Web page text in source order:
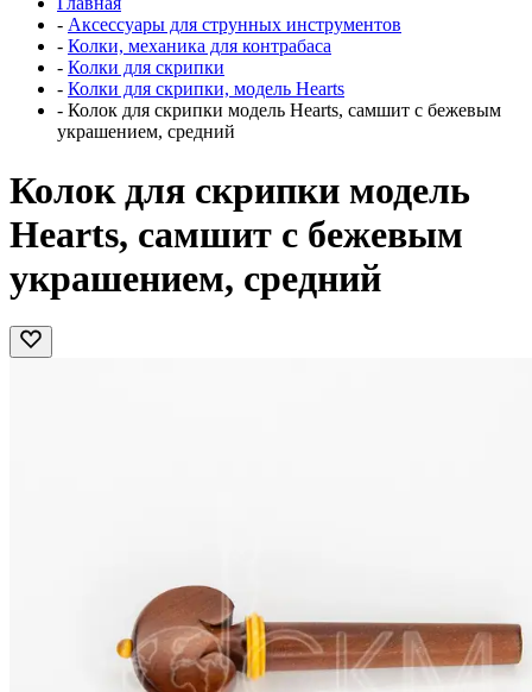
- Аксессуары для струнных инструментов
- Колки, механика для контрабаса
- Колки для скрипки
- Колки для скрипки, модель Hearts
- Колок для скрипки модель Hearts, самшит с бежевым
украшением, средний
Колок для скрипки модель
Hearts, самшит с бежевым
украшением, средний